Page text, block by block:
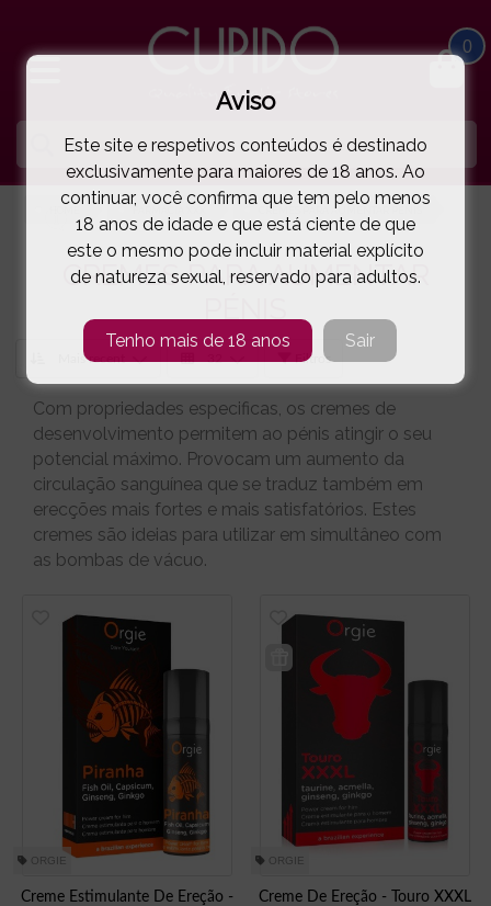
0
CREMES PARA AUMENTAR PÉNIS
CREMES PARA AUMENTAR
Filtros
Com propriedades especificas, os cremes de
desenvolvimento permitem ao pénis atingir o seu
potencial máximo. Provocam um aumento da
circulação sanguínea que se traduz também em
erecções mais fortes e mais satisfatórios. Estes
cremes são ideias para utilizar em simultâneo com
as bombas de vácuo.
ORGIE
Creme Estimulante De Ereção -
ORGIE
Creme De Ereção - Touro XXXL
Aviso
Este site e respetivos conteúdos é destinado
exclusivamente para maiores de 18 anos. Ao
continuar, você confirma que tem pelo menos
18 anos de idade e que está ciente de que
este o mesmo pode incluir material explícito
de natureza sexual, reservado para adultos.
Tenho mais de 18 anos Sair